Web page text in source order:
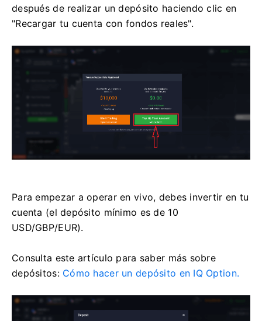
después de realizar un depósito haciendo clic en
"Recargar tu cuenta con fondos reales".
Para empezar a operar en vivo, debes invertir en tu
cuenta (el depósito mínimo es de 10
USD/GBP/EUR).
Consulta este artículo para saber más sobre
depósitos: Cómo hacer un depósito en IQ Option.